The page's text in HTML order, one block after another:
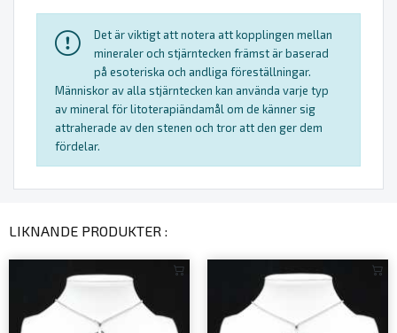
Det är viktigt att notera att kopplingen mellan
mineraler och stjärntecken främst är baserad
på esoteriska och andliga föreställningar.
Människor av alla stjärntecken kan använda varje typ
av mineral för litoterapiändamål om de känner sig
attraherade av den stenen och tror att den ger dem
fördelar.
LIKNANDE PRODUKTER :